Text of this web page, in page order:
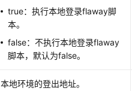
true：执行本地登录flaway脚
本。
false：不执行本地登录flaway
脚本，默认为false。
本地环境的登出地址。